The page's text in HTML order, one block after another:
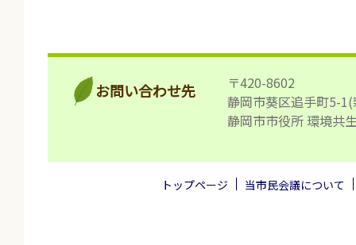
お問い合わせ先
〒420-8602
静岡市葵区追手町5-
静岡市市役所 環境共
トップページ 当市民会議について